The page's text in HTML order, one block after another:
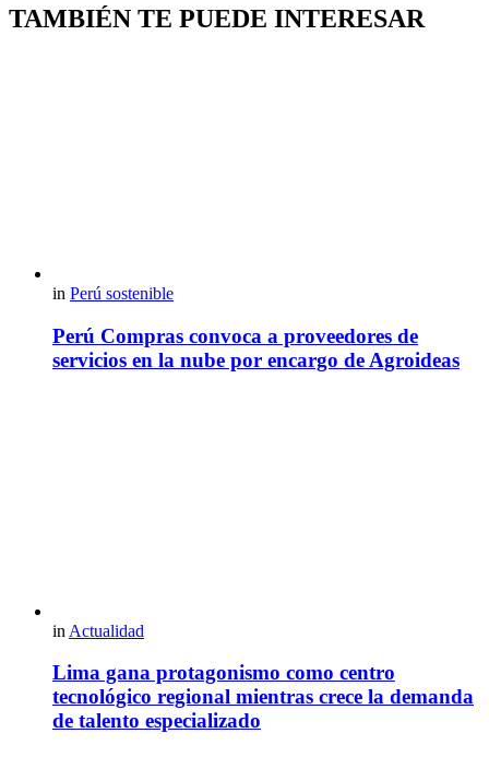
TAMBIÉN TE PUEDE INTERESAR
in Perú sostenible
Perú Compras convoca a proveedores de
servicios en la nube por encargo de Agroideas
in Actualidad
Lima gana protagonismo como centro
tecnológico regional mientras crece la demanda
de talento especializado